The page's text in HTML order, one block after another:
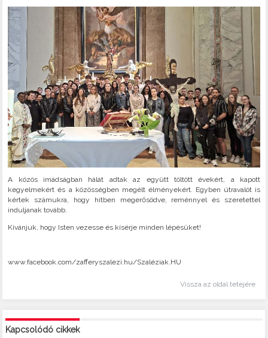
A közös imádságban hálát adtak az együtt töltött évekért, a kapott
kegyelmekért és a közösségben megélt élményekért. Egyben útravalót is
kértek számukra, hogy hitben megerősödve, reménnyel és szeretettel
induljanak tovább.
Kívánjuk, hogy Isten vezesse és kísérje minden lépésüket!
www.facebook.com/zafferyszalezi.hu/Szaléziak.HU
Vissza az oldal tetejére
Kapcsolódó cikkek